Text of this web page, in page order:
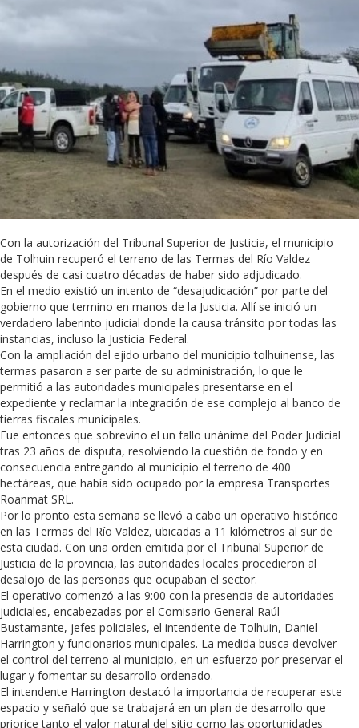
Con la autorización del Tribunal Superior de Justicia, el municipio
de Tolhuin recuperó el terreno de las Termas del Río Valdez
después de casi cuatro décadas de haber sido adjudicado.
En el medio existió un intento de “desajudicación” por parte del
gobierno que termino en manos de la Justicia. Allí se inició un
verdadero laberinto judicial donde la causa tránsito por todas las
instancias, incluso la Justicia Federal.
Con la ampliación del ejido urbano del municipio tolhuinense, las
termas pasaron a ser parte de su administración, lo que le
permitió a las autoridades municipales presentarse en el
expediente y reclamar la integración de ese complejo al banco de
tierras fiscales municipales.
Fue entonces que sobrevino el un fallo unánime del Poder Judicial
tras 23 años de disputa, resolviendo la cuestión de fondo y en
consecuencia entregando al municipio el terreno de 400
hectáreas, que había sido ocupado por la empresa Transportes
Roanmat SRL.
Por lo pronto esta semana se llevó a cabo un operativo histórico
en las Termas del Río Valdez, ubicadas a 11 kilómetros al sur de
esta ciudad. Con una orden emitida por el Tribunal Superior de
Justicia de la provincia, las autoridades locales procedieron al
desalojo de las personas que ocupaban el sector.
El operativo comenzó a las 9:00 con la presencia de autoridades
judiciales, encabezadas por el Comisario General Raúl
Bustamante, jefes policiales, el intendente de Tolhuin, Daniel
Harrington y funcionarios municipales. La medida busca devolver
el control del terreno al municipio, en un esfuerzo por preservar el
lugar y fomentar su desarrollo ordenado.
El intendente Harrington destacó la importancia de recuperar este
espacio y señaló que se trabajará en un plan de desarrollo que
priorice tanto el valor natural del sitio como las oportunidades